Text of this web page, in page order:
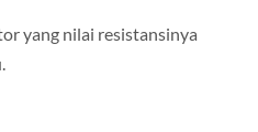
yang nilai resistansinya